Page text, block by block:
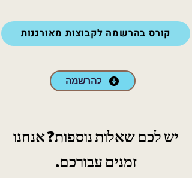
קורס בהרשמה לקבוצות מאורגנות
להרשמה
יש לכם שאלות נוספות? אנחנו
זמנים עבורכם.